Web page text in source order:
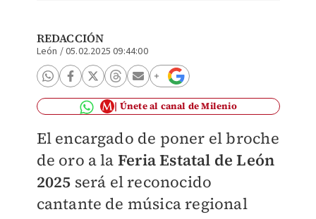
REDACCIÓN
León /05.02.2025 09:44:00
Únete al canal de Milenio
El encargado de poner el broche
de oro a la Feria Estatal de León
2025 será el reconocido
cantante de música regional